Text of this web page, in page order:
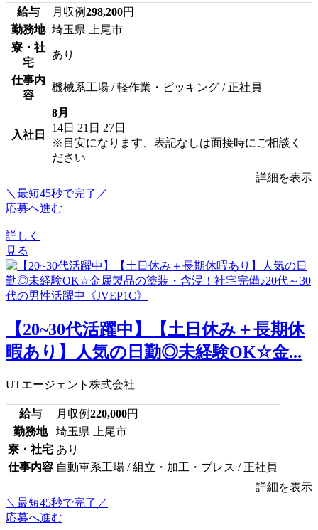
給与 月収例298,200円
勤務地 埼玉県 上尾市
寮・社
宅
あり
仕事内
容
機械系工場 / 軽作業・ピッキング / 正社員
入社日
8月
14日 21日 27日
※目安になります、表記なしは面接時にご相談く
ださい
詳細を表示
＼最短45秒で完了／
応募へ進む
詳しく
見る
【20~30代活躍中】【土日休み＋長期休
暇あり】人気の日勤◎未経験OK☆金...
UTエージェント株式会社
給与 月収例220,000円
勤務地
埼玉県 上尾市
寮・社宅 あり
仕事内容 自動車系工場 / 組立・加工・プレス / 正社員
詳細を表示
＼最短45秒で完了／
応募へ進む